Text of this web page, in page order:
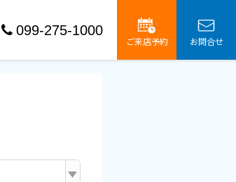
099-275-1000
ご来店予約 お問合せ